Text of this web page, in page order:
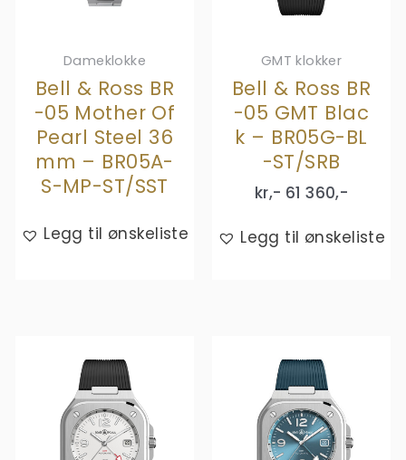
Dameklokke
Bell & Ross BR
-05 Mother Of
Pearl Steel 36
mm – BR05A-
S-MP-ST/SST
Legg til ønskeliste
GMT klokker
Bell & Ross BR
-05 GMT Blac
k – BR05G-BL
-ST/SRB
kr,- 61 360,-
Legg til ønskeliste